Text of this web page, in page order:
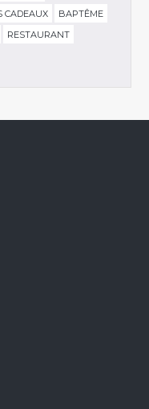
CADEAUX
BAPTÊME
RESTAURANT